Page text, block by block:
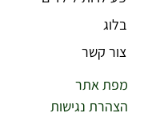
בלוג
צור קשר
מפת אתר
הצהרת נגישות